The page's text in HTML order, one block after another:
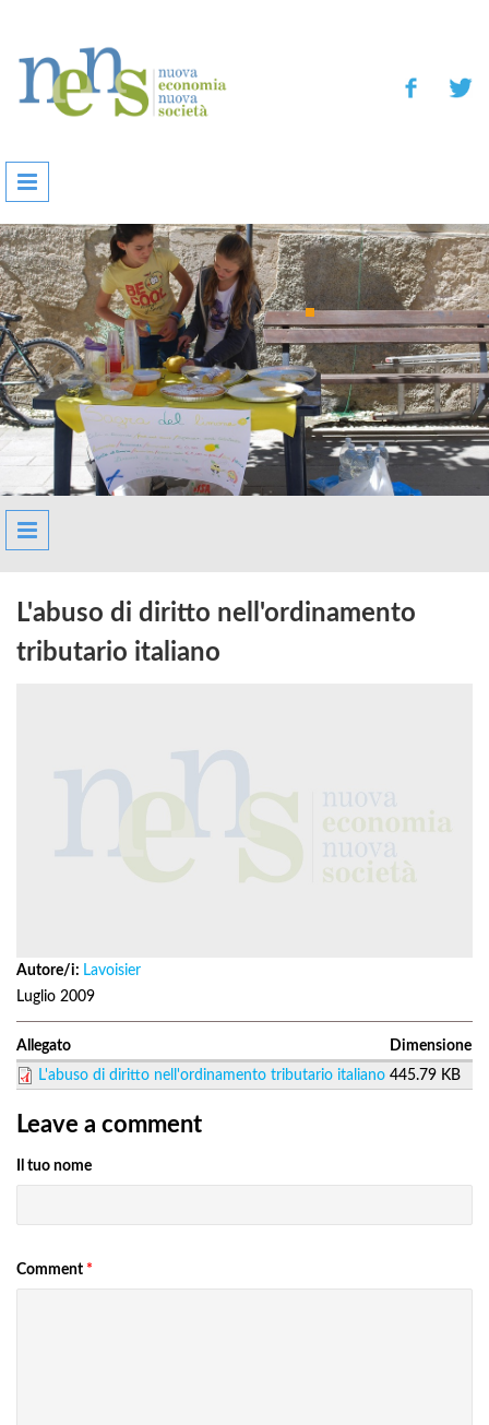
L'abuso di diritto nell'ordinamento
tributario italiano
Autore/i: Lavoisier
Luglio 2009
Allegato
Dimensione
L'abuso di diritto nell'ordinamento tributario italiano 445.79 KB
Leave a comment
Il tuo nome
Comment *